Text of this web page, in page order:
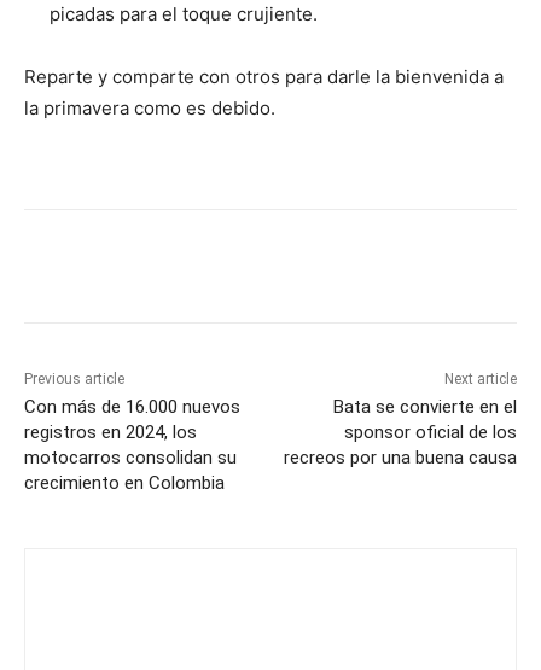
picadas para el toque crujiente.
Reparte y comparte con otros para darle la bienvenida a
la primavera como es debido.
Previous article
Con más de 16.000 nuevos
registros en 2024, los
motocarros consolidan su
crecimiento en Colombia
Next article
Bata se convierte en el
sponsor oficial de los
recreos por una buena causa